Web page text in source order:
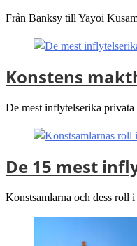
Från Banksy till Yayoi
Konstens
De mest inflytelserika privata
De 15 mest
Konstsamlarna och dess roll